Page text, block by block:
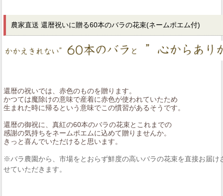
農家直送 還暦祝いに贈る60本のバラの花束(ネームポエム付)
還暦の祝いでは、赤色のものを贈ります。
かつては魔除けの意味で産着に赤色が使われていたため
生まれた時に帰るという意味でこの慣習があるそうです。
還暦の御祝に、真紅の60本のバラの花束とこれまでの
感謝の気持ちをネームポエムに込めて贈りませんか。
きっと喜んでいただけると思います。
※バラ農園から、市場をとおらず鮮度の高いバラの花束を直接お届け
せていただきます。